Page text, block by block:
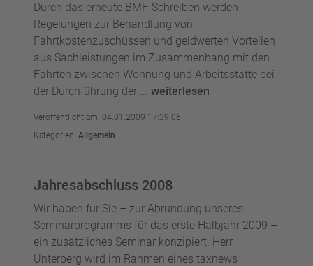
Durch das erneute BMF-Schreiben werden
Regelungen zur Behandlung von
Fahrtkostenzuschüssen und geldwerten Vorteilen
aus Sachleistungen im Zusammenhang mit den
Fahrten zwischen Wohnung und Arbeitsstätte bei
der Durchführung der ... weiterlesen
Veröffentlicht am: 04.01.2009 17:39:06
Kategorien: Allgemein
Jahresabschluss 2008
Wir haben für Sie – zur Abrundung unseres
Seminarprogramms für das erste Halbjahr 2009 –
ein zusätzliches Seminar konzipiert. Herr
Unterberg wird im Rahmen eines taxnews